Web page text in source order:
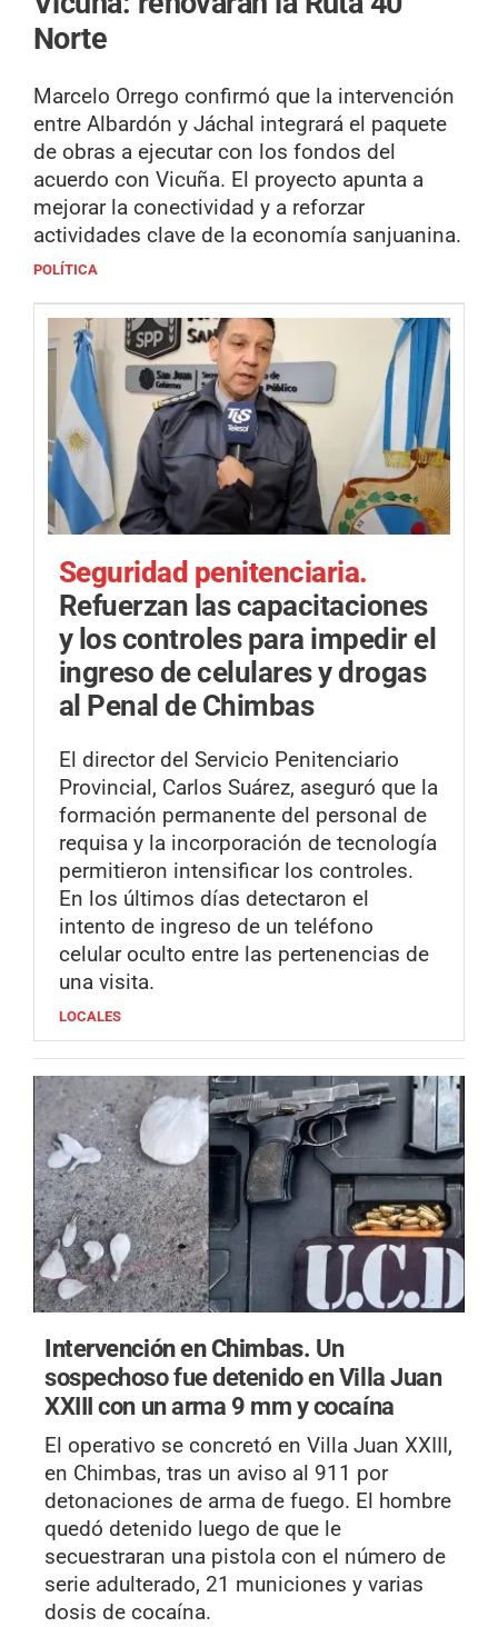
Norte
Marcelo Orrego confirmó que la intervención
entre Albardón y Jáchal integrará el paquete
de obras a ejecutar con los fondos del
acuerdo con Vicuña. El proyecto apunta a
mejorar la conectividad y a reforzar
actividades clave de la economía sanjuanina.
POLÍTICA
Seguridad penitenciaria.
Refuerzan las capacitaciones
y los controles para impedir el
ingreso de celulares y drogas
al Penal de Chimbas
El director del Servicio Penitenciario
Provincial, Carlos Suárez, aseguró que la
formación permanente del personal de
requisa y la incorporación de tecnología
permitieron intensificar los controles.
En los últimos días detectaron el
intento de ingreso de un teléfono
celular oculto entre las pertenencias de
una visita.
LOCALES
Intervención en Chimbas. Un
sospechoso fue detenido en Villa Juan
XXIII con un arma 9 mm y cocaína
El operativo se concretó en Villa Juan XXIII,
en Chimbas, tras un aviso al 911 por
detonaciones de arma de fuego. El hombre
quedó detenido luego de que le
secuestraran una pistola con el número de
serie adulterado, 21 municiones y varias
dosis de cocaína.